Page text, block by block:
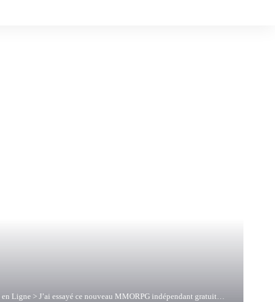
en Ligne > J’ai essayé ce nouveau MMORPG indépendant gratuit inspiré de MapleStory et j’ai été agréablement surpris